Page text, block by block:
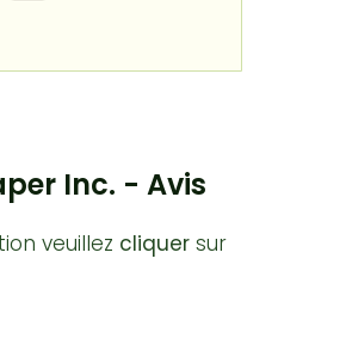
Inc. - Avis
veuillez cliquer sur